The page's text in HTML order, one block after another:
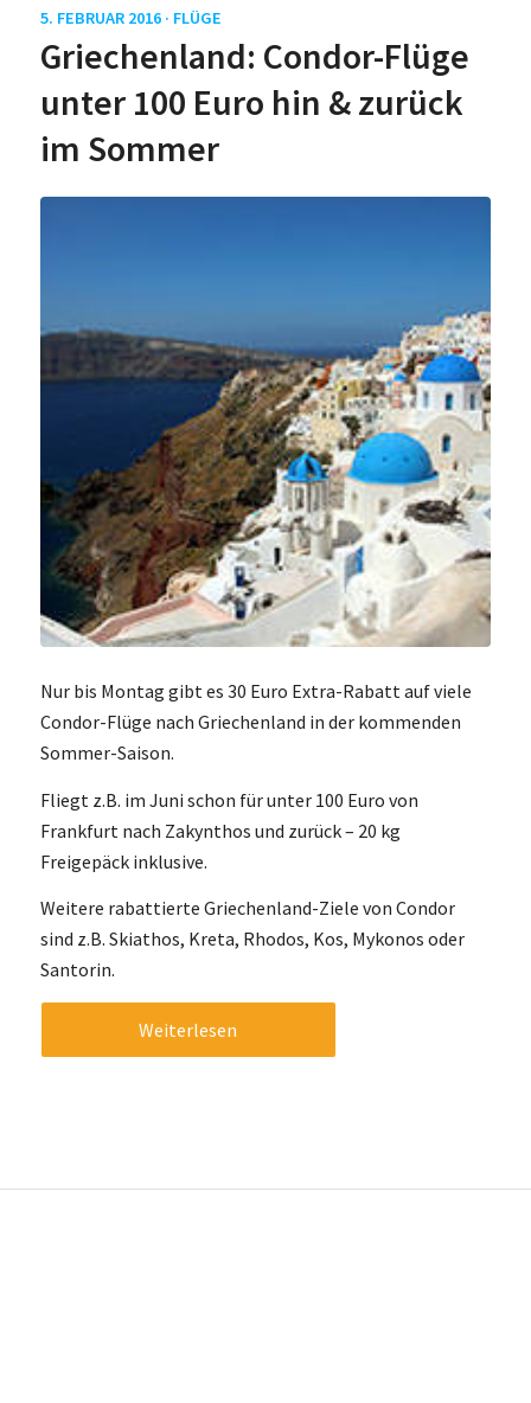
5. FEBRUAR 2016 · FLÜGE
Griechenland: Condor-Flüge
unter 100 Euro hin & zurück
im Sommer
Nur bis Montag gibt es 30 Euro Extra-Rabatt auf viele
Condor-Flüge nach Griechenland in der kommenden
Sommer-Saison.
Fliegt z.B. im Juni schon für unter 100 Euro von
Frankfurt nach Zakynthos und zurück – 20 kg
Freigepäck inklusive.
Weitere rabattierte Griechenland-Ziele von Condor
sind z.B. Skiathos, Kreta, Rhodos, Kos, Mykonos oder
Santorin.
Weiterlesen